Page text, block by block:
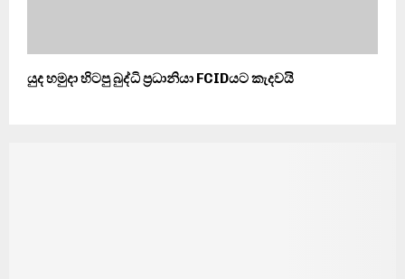
යුද හමුදා හිටපු බුද්ධි ප්‍රධානියා FCIDයට කැදවයි